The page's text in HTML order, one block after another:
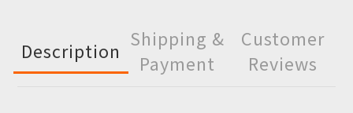
Description
Shipping &
Payment
Customer
Reviews